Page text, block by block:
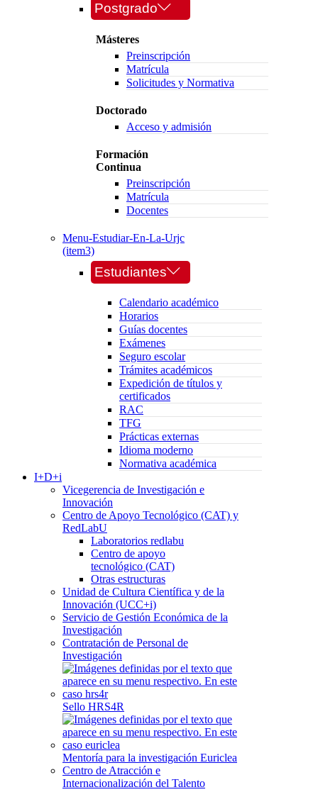
Postgrado
Másteres
Preinscripción
Matrícula
Solicitudes y Normativa
Doctorado
Acceso y admisión
Formación
Continua
Preinscripción
Matrícula
Docentes
Menu-Estudiar-En-La-Urjc
(item3)
Estudiantes
Calendario académico
Horarios
Guías docentes
Exámenes
Seguro escolar
Trámites académicos
Expedición de títulos y
certificados
RAC
TFG
Prácticas externas
Idioma moderno
Normativa académica
I+D+i
Vicegerencia de Investigación e
Innovación
Centro de Apoyo Tecnológico (CAT) y
RedLabU
Laboratorios redlabu
Centro de apoyo
tecnológico (CAT)
Otras estructuras
Unidad de Cultura Científica y de la
Innovación (UCC+i)
Servicio de Gestión Económica de la
Investigación
Contratación de Personal de
Investigación
Sello HRS4R
Mentoría para la investigación Euriclea
Centro de Atracción e
Internacionalización del Talento